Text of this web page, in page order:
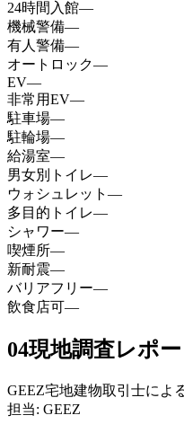
24時間入館—
機械警備—
有人警備—
オートロック—
EV—
非常用EV—
駐車場—
駐輪場—
給湯室—
男女別トイレ—
ウォシュレット —
多目的トイレ—
シャワー—
喫煙所—
新耐震—
バリアフリー—
飲食店可—
04現地調査レポー
GEEZ宅地建物取引士によ
担当: GEEZ